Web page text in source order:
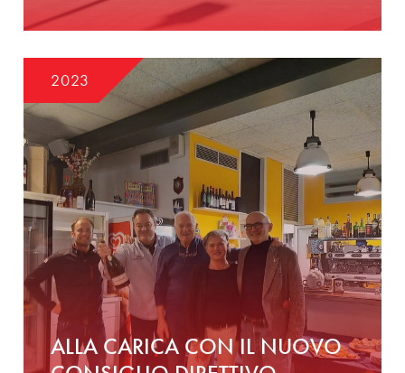
2023
ALLA CARICA CON IL NUOVO